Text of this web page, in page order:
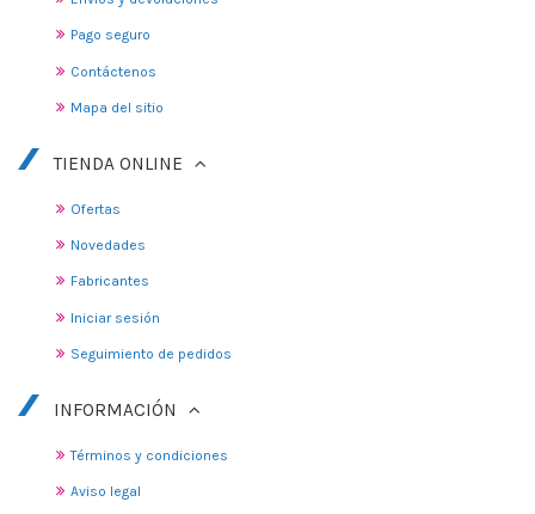
Pago seguro
Contáctenos
Mapa del sitio
TIENDA ONLINE
Ofertas
Novedades
Fabricantes
Iniciar sesión
Seguimiento de pedidos
INFORMACIÓN
Términos y condiciones
Aviso legal